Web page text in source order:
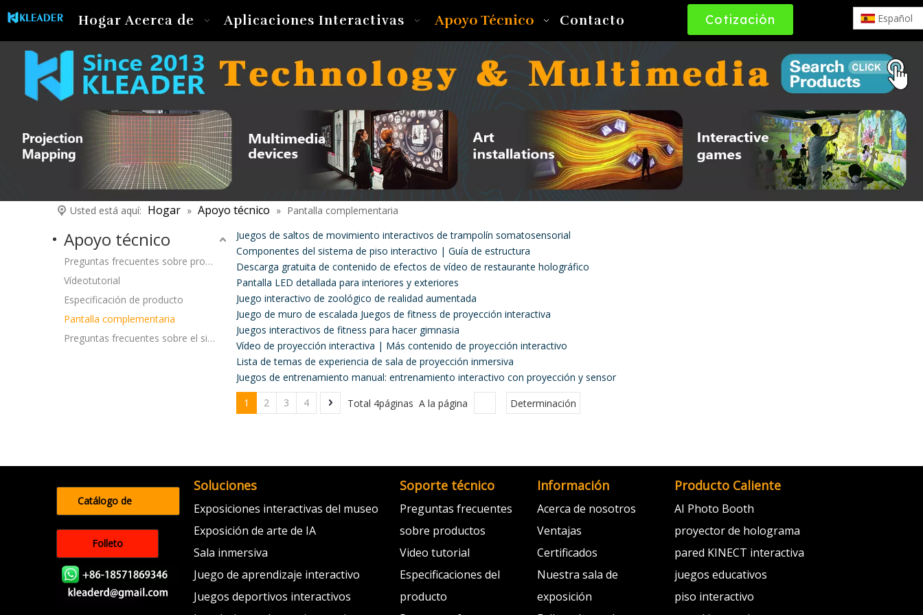
Hogar Acerca de Aplicaciones Interactivas Apoyo Técnico Contacto
Cotización
Español
Usted está aquí: Hogar » Apoyo técnico » Pantalla complementaria
Apoyo técnico
Preguntas frecuentes sobre productos
Vídeotutorial
Especificación de producto
Pantalla complementaria
Preguntas frecuentes sobre el sistema
Juegos de saltos de movimiento interactivos de trampolín somatosensorial
Componentes del sistema de piso interactivo | Guía de estructura
Descarga gratuita de contenido de efectos de vídeo de restaurante holográfico
Pantalla LED detallada para interiores y exteriores
Juego interactivo de zoológico de realidad aumentada
Juego de muro de escalada Juegos de fitness de proyección interactiva
Juegos interactivos de fitness para hacer gimnasia
Vídeo de proyección interactiva | Más contenido de proyección interactivo
Lista de temas de experiencia de sala de proyección inmersiva
Juegos de entrenamiento manual: entrenamiento interactivo con proyección y sensor
1
2 3 4 Total 4páginas A la página Determinación
Catálogo de
productos
Folleto
Soluciones
Exposiciones interactivas del museo
Exposición de arte de IA
Sala inmersiva
Juego de aprendizaje interactivo
Juegos deportivos interactivos
Soporte técnico
Preguntas frecuentes
sobre productos
Video tutorial
Especificaciones del
producto
Información
Acerca de nosotros
Ventajas
Certificados
Nuestra sala de
exposición
Producto Caliente
AI Photo Booth
proyector de holograma
pared KINECT interactiva
juegos educativos
piso interactivo